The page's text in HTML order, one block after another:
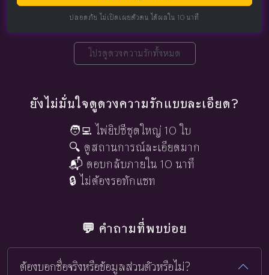
ปลอดภัย ไม่เปิดเผยตัวตน ได้ผลใน 10 นาที
โปรดูดวงความรักทั้งหมด
ยังไม่มั่นใจดูดวงความรักแบบละเอียด?
🧑‍💻 ไพ่ยิปซีชุดใหญ่ 10 ใบ
🔍 ดูสถานการณ์ละเอียดมาก
📬 ตอบกลับภายใน 10 นาที
🔒 ไม่ต้องรอทักแชท
💬 คำถามที่พบบ่อย
ต้องบอกชื่อจริงหรือข้อมูลส่วนตัวหรือไม่?